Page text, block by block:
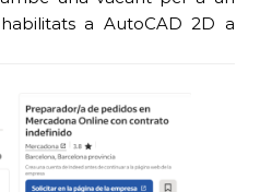
a AutoCAD 2D a